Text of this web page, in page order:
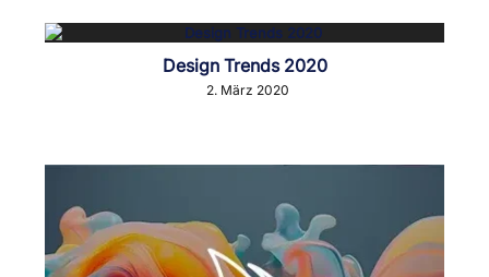
Design Trends 2020
2. März 2020